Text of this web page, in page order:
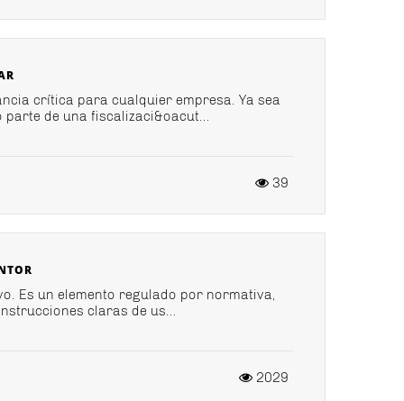
crítica para cualquier empresa. Ya sea
de una fiscalizaci&oacut...
39
Es un elemento regulado por normativa,
claras de us...
2029